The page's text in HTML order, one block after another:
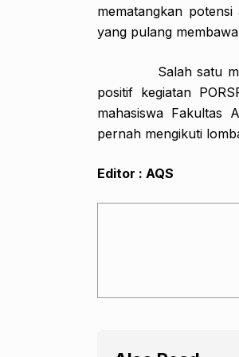
mematangkan
yang pulang
Salah satu
positif kegiatan
mahasiswa Fakultas
pernah mengikuti
Editor : AQS